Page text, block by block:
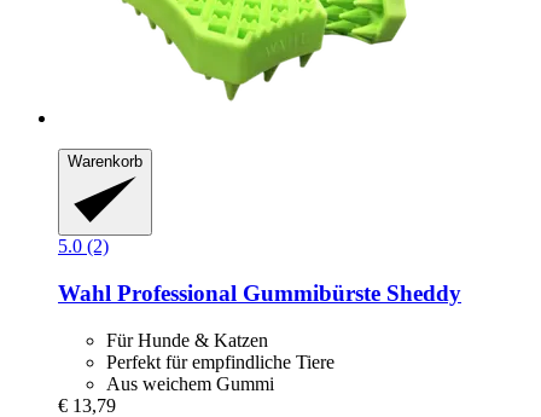
Warenkorb
5.0 (2)
Wahl Professional Gummibürste Sheddy
Für Hunde & Katzen
Perfekt für empfindliche Tiere
Aus weichem Gummi
€ 13,79